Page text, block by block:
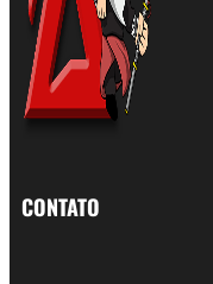
CONTATO